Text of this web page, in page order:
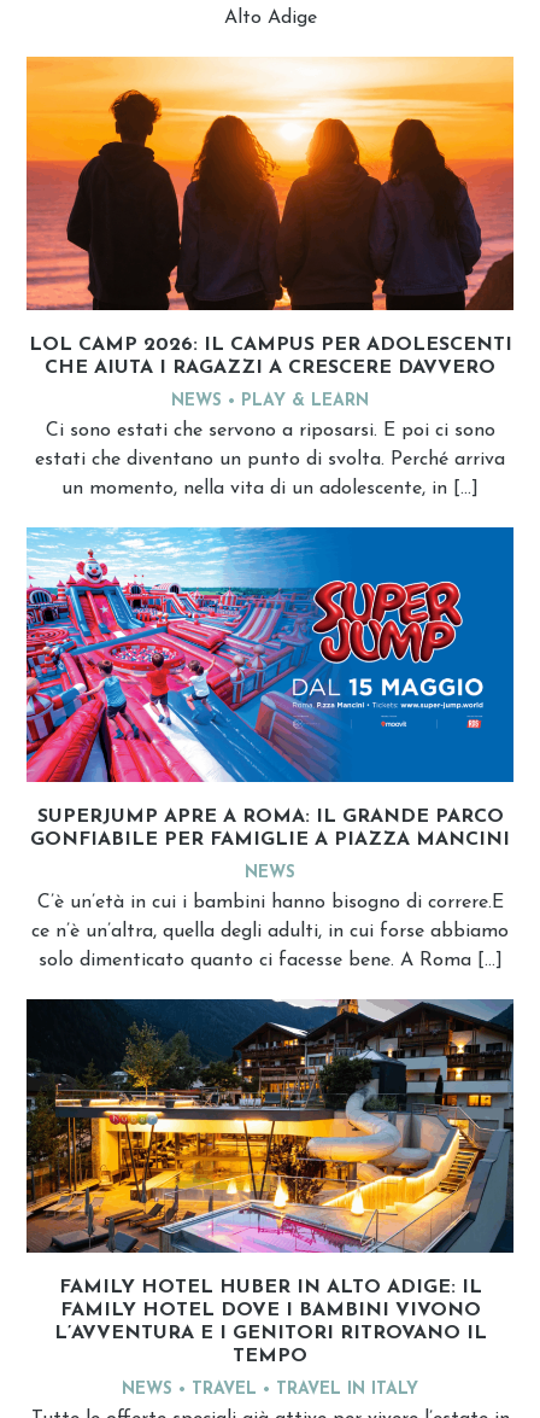
Alto Adige
LOL CAMP 2026: IL CAMPUS PER ADOLESCENTI
CHE AIUTA I RAGAZZI A CRESCERE DAVVERO
NEWS PLAY & LEARN
Ci sono estati che servono a riposarsi. E poi ci sono
estati che diventano un punto di svolta. Perché arriva
un momento, nella vita di un adolescente, in […]
SUPERJUMP APRE A ROMA: IL GRANDE PARCO
GONFIABILE PER FAMIGLIE A PIAZZA MANCINI
NEWS
C’è un’età in cui i bambini hanno bisogno di correre.E
ce n’è un’altra, quella degli adulti, in cui forse abbiamo
solo dimenticato quanto ci facesse bene. A Roma […]
FAMILY HOTEL HUBER IN ALTO ADIGE: IL
FAMILY HOTEL DOVE I BAMBINI VIVONO
L’AVVENTURA E I GENITORI RITROVANO IL
TEMPO
NEWS TRAVEL TRAVEL IN ITALY